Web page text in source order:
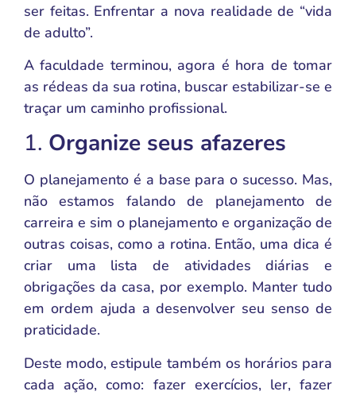
ser feitas. Enfrentar a nova realidade de “vida
de adulto”.
A faculdade terminou, agora é hora de tomar
as rédeas da sua rotina, buscar estabilizar-se e
traçar um caminho profissional.
1. Organize seus afazeres
O planejamento é a base para o sucesso. Mas,
não estamos falando de planejamento de
carreira e sim o planejamento e organização de
outras coisas, como a rotina. Então, uma dica é
criar uma lista de atividades diárias e
obrigações da casa, por exemplo. Manter tudo
em ordem ajuda a desenvolver seu senso de
praticidade.
Deste modo, estipule também os horários para
cada ação, como: fazer exercícios, ler, fazer